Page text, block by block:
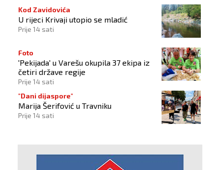
Kod Zavidovića
U rijeci Krivaji utopio se mladić
Prije 14 sati
Foto
'Pekijada' u Varešu okupila 37 ekipa iz
četiri države regije
Prije 14 sati
"Dani dijaspore"
Marija Šerifović u Travniku
Prije 14 sati